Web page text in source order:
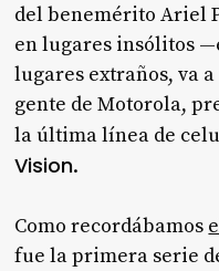
del benemérito Ariel
en lugares insólitos
lugares extraños, va
gente de Motorola,
la última línea de
Vision.
Como recordábamos
fue la primera serie